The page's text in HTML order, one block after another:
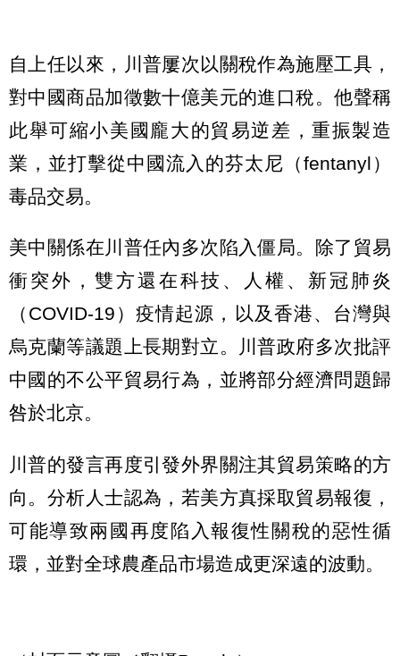
自上任以來，川普屢次以關稅作為施壓工具，
對中國商品加徵數十億美元的進口稅。他聲稱
此舉可縮小美國龐大的貿易逆差，重振製造
業，並打擊從中國流入的芬太尼（fentanyl）
毒品交易。
美中關係在川普任內多次陷入僵局。除了貿易
衝突外，雙方還在科技、人權、新冠肺炎
（COVID-19）疫情起源，以及香港、台灣與
烏克蘭等議題上長期對立。川普政府多次批評
中國的不公平貿易行為，並將部分經濟問題歸
咎於北京。
川普的發言再度引發外界關注其貿易策略的方
向。分析人士認為，若美方真採取貿易報復，
可能導致兩國再度陷入報復性關稅的惡性循
環，並對全球農產品市場造成更深遠的波動。